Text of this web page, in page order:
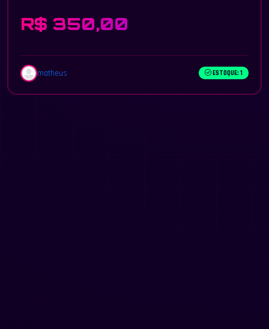
R$ 350,00
matheus ESTOQUE: 1